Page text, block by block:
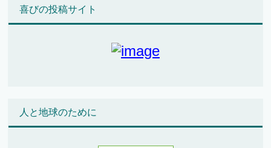
喜びの投稿サイト
人と地球のために